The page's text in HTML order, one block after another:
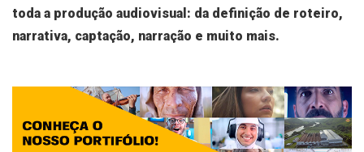
toda a produção audiovisual: da definição de roteiro,
narrativa, captação, narração e muito mais.